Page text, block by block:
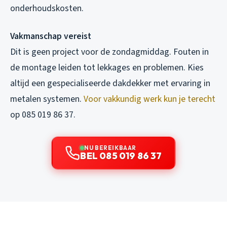
onderhoudskosten.
Vakmanschap vereist
Dit is geen project voor de zondagmiddag. Fouten in
de montage leiden tot lekkages en problemen. Kies
altijd een gespecialiseerde dakdekker met ervaring in
metalen systemen. Voor vakkundig werk kun je terecht
op 085 019 86 37.
NU BEREIKBAAR
BEL 085 019 86 37